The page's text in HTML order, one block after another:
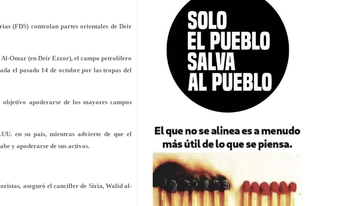
(FDS) controlan partes orientales de Deir
Omar (en Deir Ezzor), el campo petrolífero
el pasado 14 de octubre por las tropas del
apoderarse de los mayores campos
en su país, mientras advierte de que el
y apoderarse de sus activos.
aseguró el canciller de Siria, Walid al-